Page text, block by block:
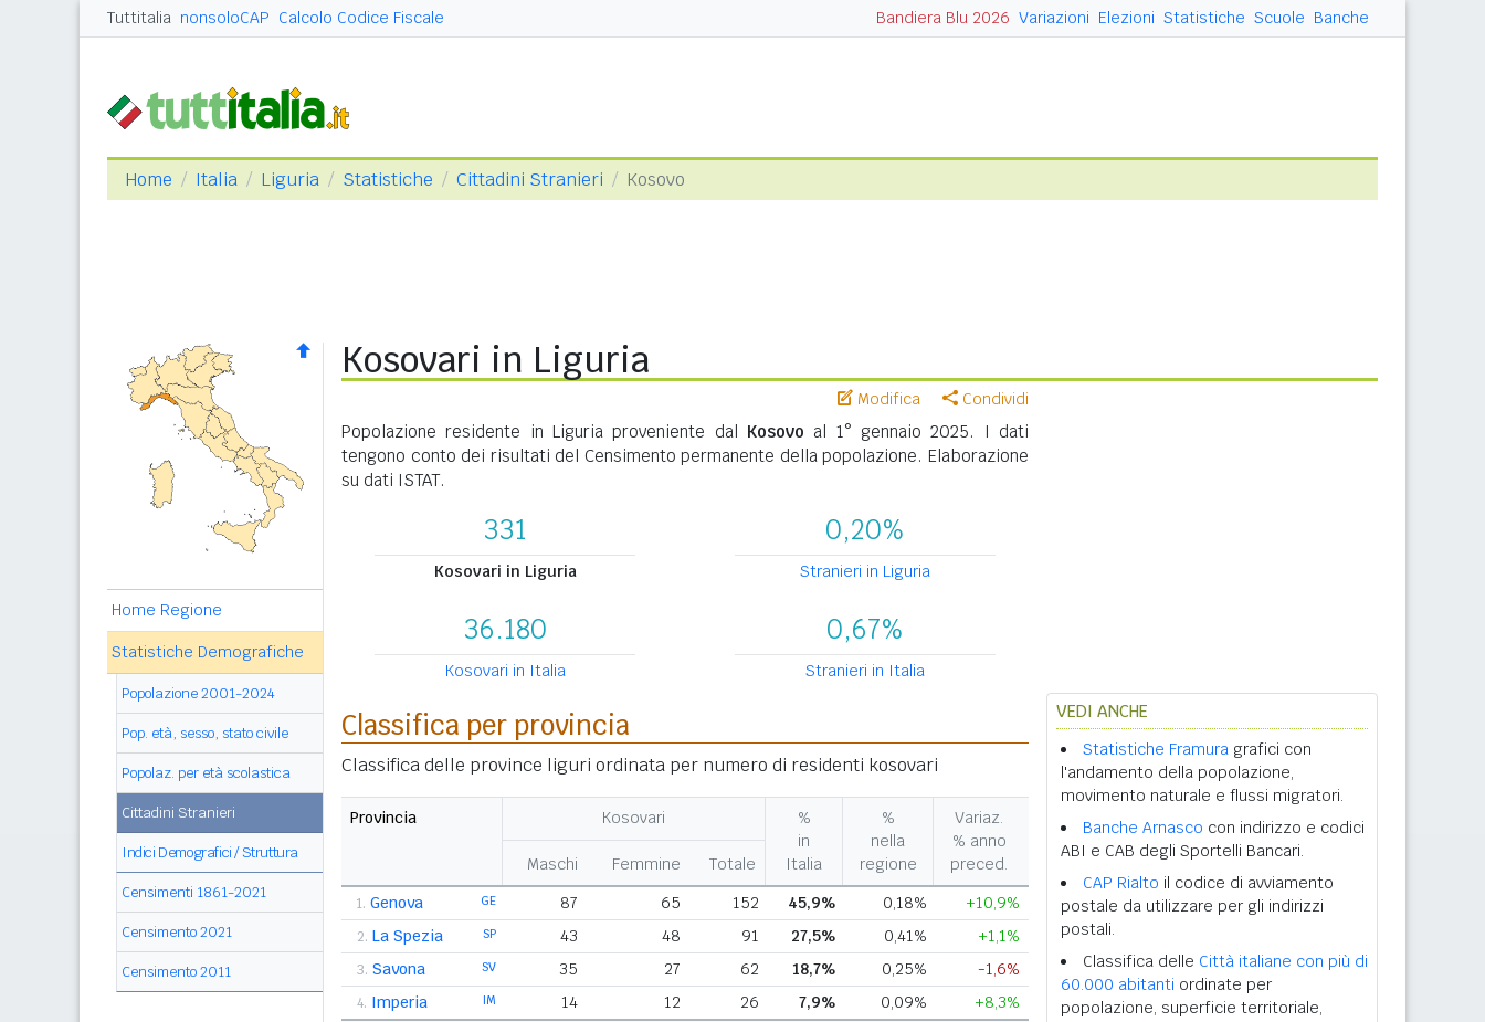
Tuttitalia nonsoloCAP Calcolo Codice Fiscale Bandiera Blu 2026 Variazioni Elezioni Statistiche Scuole Banche
Home Italia Liguria Statistiche Cittadini Stranieri Kosovo
Home Regione
Statistiche Demografiche
Popolazione 2001-2024
Pop. età, sesso, stato civile
Popolaz. per età scolastica
Cittadini Stranieri
Indici Demografici / Struttura
Censimenti 1861-2021
Censimento 2021
Censimento 2011
Kosovari in Liguria
Modifica Condividi
Popolazione residente in Liguria proveniente dal Kosovo al 1° gennaio 2025. I dati
tengono conto dei risultati del Censimento permanente della popolazione. Elaborazione
su dati ISTAT.
331
Kosovari in Liguria
0,20%
Stranieri in Liguria
36.180
Kosovari in Italia
0,67%
Stranieri in Italia
Classifica per provincia
Classifica delle province liguri ordinata per numero di residenti kosovari
Provincia Kosovari
%
in
Italia
%
nella
regione
Variaz.
% anno
preced.
Maschi Femmine Totale
1. GE
Genova 87 65 152 45,9% 0,18% +10,9%
2. SP
La Spezia 43 48 91 27,5% 0,41% +1,1%
3. SV
Savona 35 27 62 18,7% 0,25% -1,6%
4. IM
Imperia 14 12 26 7,9% 0,09%
+8,3%
VEDI ANCHE
Statistiche Framura grafici con
l'andamento della popolazione,
movimento naturale e flussi migratori.
Banche Arnasco con indirizzo e codici
ABI e CAB degli Sportelli Bancari.
CAP Rialto il codice di avviamento
postale da utilizzare per gli indirizzi
postali.
Classifica delle Città italiane con più di
60.000 abitanti ordinate per
popolazione, superficie territoriale,